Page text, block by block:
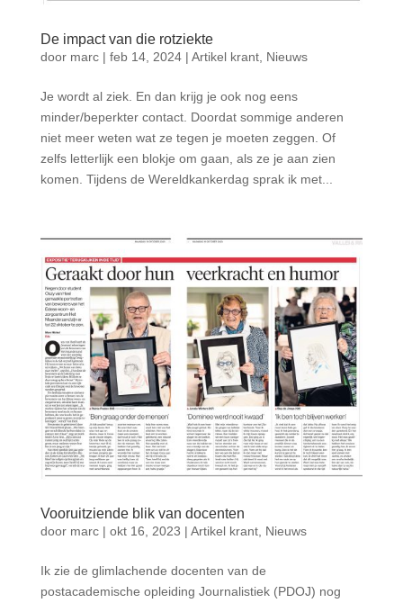
De impact van die rotziekte
door marc| feb 14, 2024| Artikel krant, Nieuws
Je wordt al ziek. En dan krijg je ook nog eens
minder/beperkter contact. Doordat sommige anderen
niet meer weten wat ze tegen je moeten zeggen. Of
zelfs letterlijk een blokje om gaan, als ze je aan zien
komen. Tijdens de Wereldkankerdag sprak ik met...
Vooruitziende blik van docenten
door marc| okt 16, 2023 | Artikel krant, Nieuws
Ik zie de glimlachende docenten van de
postacademische opleiding Journalistiek (PDOJ) nog